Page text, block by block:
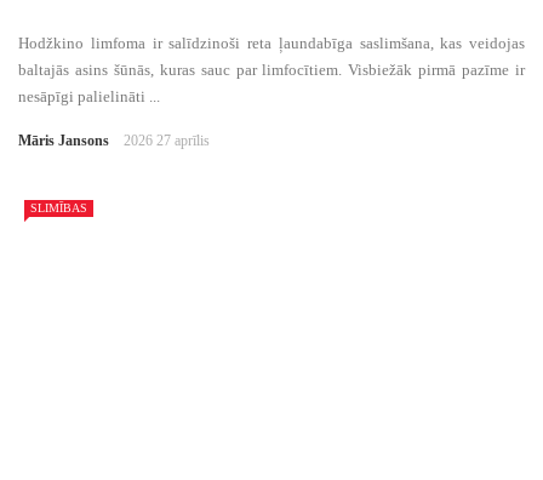
Hodžkino limfoma ir salīdzinoši reta ļaundabīga saslimšana, kas veidojas
baltajās asins šūnās, kuras sauc par limfocītiem. Visbiežāk pirmā pazīme ir
nesāpīgi palielināti ...
Māris Jansons 2026 27 aprīlis
SLIMĪBAS